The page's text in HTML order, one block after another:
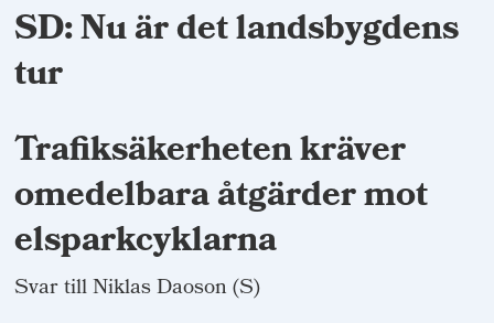
SD: Nu är det landsbygdens
tur
Trafiksäkerheten kräver
omedelbara åtgärder mot
elsparkcyklarna
Svar till Niklas Daoson (S)